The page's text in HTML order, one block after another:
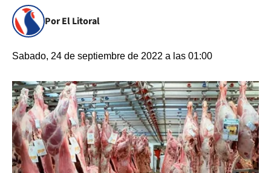
Por El Litoral
Sabado, 24 de septiembre de 2022 a las 01:00